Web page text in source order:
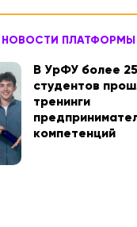
НОВОСТИ ПЛАТФОРМЫ
В УрФУ более
студентов
тренинги
компетенций